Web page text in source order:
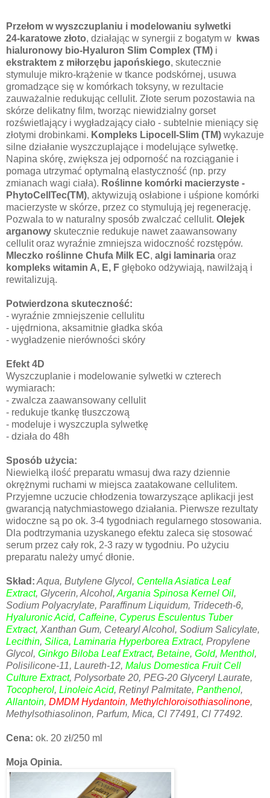
Przełom w wyszczuplaniu i modelowaniu sylwetki
24-karatowe złoto, działając w synergii z bogatym w
kwas
hialuronowy bio-Hyaluron Slim Complex (TM) i
ekstraktem z miłorzębu japońskiego, skutecznie
stymuluje mikro-krążenie w tkance podskórnej, usuwa
gromadzące się w komórkach toksyny, w rezultacie
zauważalnie redukując cellulit. Złote serum pozostawia na
skórze delikatny film, tworząc niewidzialny gorset
rozświetlający i wygładzający ciało - subtelnie mieniący się
złotymi drobinkami. Kompleks Lipocell-Slim (TM) wykazuje
silne działanie wyszczuplające i modelujące sylwetkę.
Napina skórę, zwiększa jej odporność na rozciąganie i
pomaga utrzymać optymalną elastyczność (np. przy
zmianach wagi ciała). Roślinne komórki macierzyste -
PhytoCellTec(TM), aktywizują osłabione i uśpione komórki
macierzyste w skórze, przez co stymulują jej regenerację.
Pozwala to w naturalny sposób zwalczać cellulit. Olejek
arganowy skutecznie redukuje nawet zaawansowany
cellulit oraz wyraźnie zmniejsza widoczność rozstępów.
Mleczko roślinne Chufa Milk EC, algi laminaria oraz
kompleks witamin A, E, F głęboko odżywiają, nawilżają i
rewitalizują.
Potwierdzona skuteczność:
- wyraźnie zmniejszenie cellulitu
- ujędrniona, aksamitnie gładka skóa
- wygładzenie nierówności skóry
Efekt 4D
Wyszczuplanie i modelowanie sylwetki w czterech
wymiarach:
- zwalcza zaawansowany cellulit
- redukuje tkankę tłuszczową
- modeluje i wyszczupla sylwetkę
- działa do 48h
Sposób użycia:
Niewielką ilość preparatu wmasuj dwa razy dziennie
okrężnymi ruchami w miejsca zaatakowane cellulitem.
Przyjemne uczucie chłodzenia towarzyszące aplikacji jest
gwarancją natychmiastowego działania. Pierwsze rezultaty
widoczne są po ok. 3-4 tygodniach regularnego stosowania.
Dla podtrzymania uzyskanego efektu zaleca się stosować
serum przez cały rok, 2-3 razy w tygodniu. Po użyciu
preparatu należy umyć dłonie.
Skład: Aqua, Butylene Glycol, Centella Asiatica Leaf
Extract, Glycerin, Alcohol, Argania Spinosa Kernel Oil,
Sodium Polyacrylate, Paraffinum Liquidum, Trideceth-6,
Hyaluronic Acid, Caffeine, Cyperus Esculentus Tuber
Extract, Xanthan Gum, Cetearyl Alcohol, Sodium Salicylate,
Lecithin, Silica, Laminaria Hyperborea Extract, Propylene
Glycol, Ginkgo Biloba Leaf Extract, Betaine, Gold, Menthol,
Polisilicone-11, Laureth-12, Malus Domestica Fruit Cell
Culture Extract, Polysorbate 20, PEG-20 Glyceryl Laurate,
Tocopherol, Linoleic Acid, Retinyl Palmitate, Panthenol,
Allantoin, DMDM Hydantoin, Methylchloroisothiasolinone,
Methylsothiasolinon, Parfum, Mica, Cl 77491, Cl 77492.
Cena: ok. 20 zł/250 ml
Moja Opinia.